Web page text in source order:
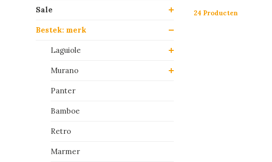
Sale
Bestek: merk
Laguiole
Murano
Panter
Bamboe
Retro
Marmer
24 Producten